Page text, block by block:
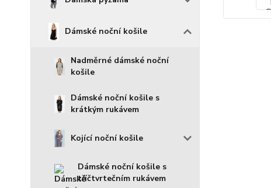
Dámské noční košile
Nadměrné dámské noční
košile
Dámské noční košile s
krátkým rukávem
Kojící noční košile
Dámské noční košile s
tříčtvrtečním rukávem